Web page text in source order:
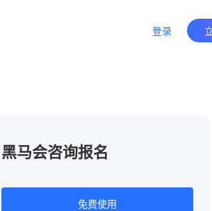
登录
黑马会咨询报名
免费使用